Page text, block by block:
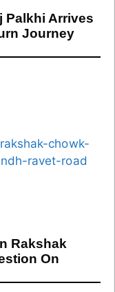
Palkhi Arrives
Journey
Rakshak
On